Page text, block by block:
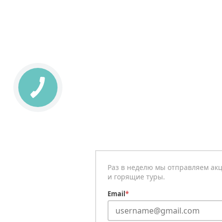
Раз в неделю мы отправляем
и горящие туры.
Email*